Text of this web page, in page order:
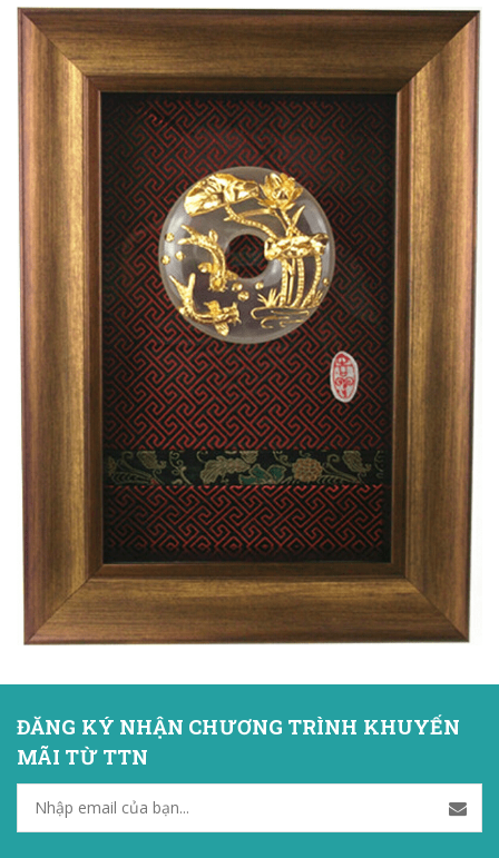
ĐĂNG KÝ NHẬN CHƯƠNG TRÌNH KHUYẾN
MÃI TỪ TTN